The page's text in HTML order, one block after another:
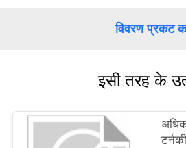
उद्धरण
विवरण प्रकट
इसी तरह के